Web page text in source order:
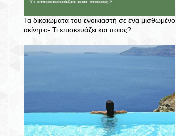
Τα δικαιώματα του ενοικιαστή σε ένα μισθωμένο
ακίνητο- Τι επισκευάζει και ποιος?